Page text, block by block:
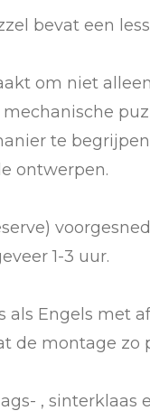
bevat een
om niet
te
ontwerpen.
1-3 uur.
als Engels met
de montage zo
, sinterklaas